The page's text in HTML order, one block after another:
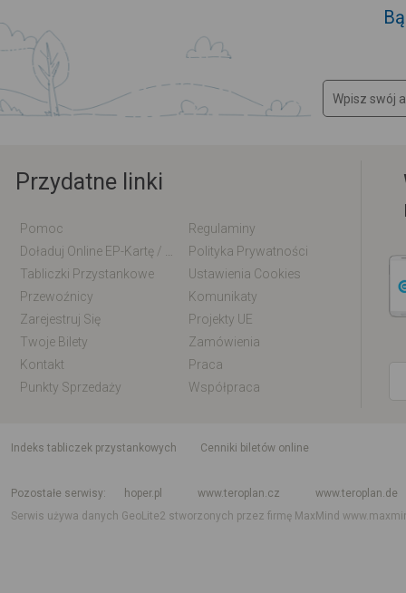
Przydatne linki
Pomoc
Regulaminy
Polityka Prywatności
Tabliczki Przystankowe
Ustawienia Cookies
Przewoźnicy
Komunikaty
Zarejestruj Się
Projekty UE
Twoje Bilety
Zamówienia
Kontakt
Praca
Punkty Sprzedaży
Współpraca
indeks tabliczek przystankowych
Cenniki biletów online
Pozostałe serwisy
hoper.pl www.teroplan.cz
www.teroplan.de
Serwis używa danych GeoLite2 stworzonych przez firmę MaxMind